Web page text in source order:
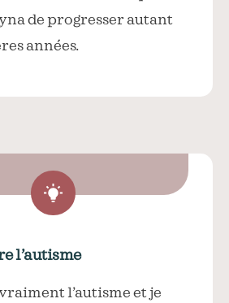
de progresser autant
années.
l’autisme
l’autisme et je